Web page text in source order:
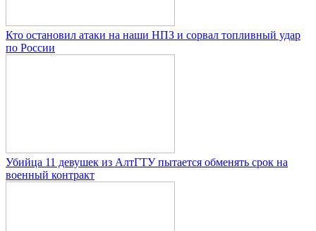
Кто остановил атаки на наши НПЗ и сорвал топливный удар
по России
Убийца 11 девушек из АлтГТУ пытается обменять срок на
военный контракт